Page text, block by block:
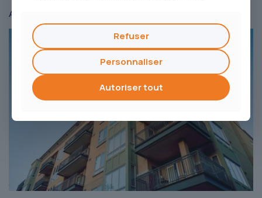
Articles liés
Refuser
Personnaliser
Autoriser tout